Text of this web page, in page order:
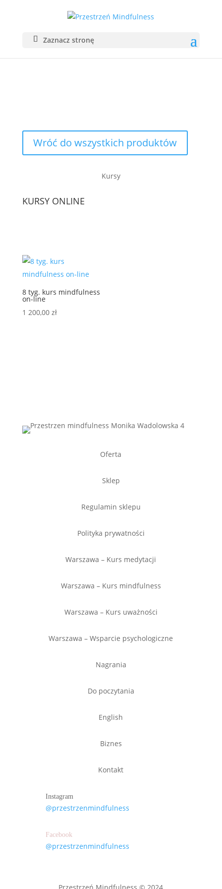
Zaznacz stronę
Wróć do wszystkich produktów
Kursy
KURSY ONLINE
8 tyg. kurs mindfulness
on-line
1 200,00 zł
Oferta
Sklep
Regulamin sklepu
Polityka prywatności
Warszawa – Kurs medytacji
Warszawa – Kurs mindfulness
Warszawa – Kurs uważności
Warszawa – Wsparcie psychologiczne
Nagrania
Do poczytania
English
Biznes
Kontakt
Instagram
@przestrzenmindfulness
Facebook
@przestrzenmindfulness